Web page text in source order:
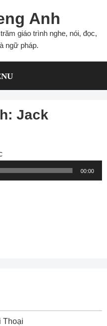
Anh
giáo trình nghe, nói, đọc,
ngữ pháp.
Jack
00:00
Thoại